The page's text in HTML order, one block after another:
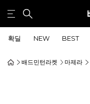
확딜 NEW BEST
배드민턴라켓 마제라